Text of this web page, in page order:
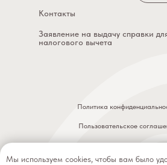
Контакты
Заявление на выдачу справки
налогового вычета
Политика
Пользовательское
Мы используем cookies, чтобы вам было